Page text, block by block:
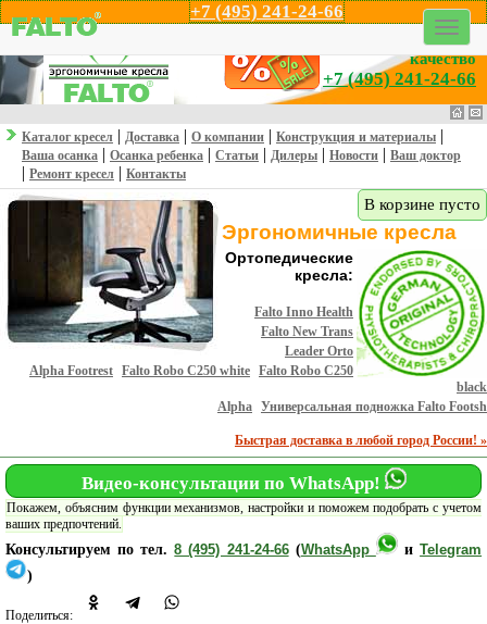
+7 (495) 241-24-66Профессионализм,
эргономика и
качество
+7 (495) 241-24-66
Каталог кресел | Доставка | О компании | Конструкция и материалы |
Ваша осанка | Осанка ребенка | Статьи | Дилеры | Новости | Ваш доктор
| Ремонт кресел | Контакты
В корзине пусто
Эргономичные кресла
Ортопедические
кресла:
Falto Inno Health
Falto New Trans
Leader Orto
Alpha Footrest Falto Robo С250 white Falto Robo С250
black
Alpha Универсальная подножка Falto Footsh
Быстрая доставка в любой город России! »
Видео-консультации по WhatsApp!
Покажем, объясним функции механизмов, настройки и поможем подобрать с учетом
ваших предпочтений.
Консультируем по тел.8 (495) 241-24-66(WhatsApp иTelegram
)
Поделиться: